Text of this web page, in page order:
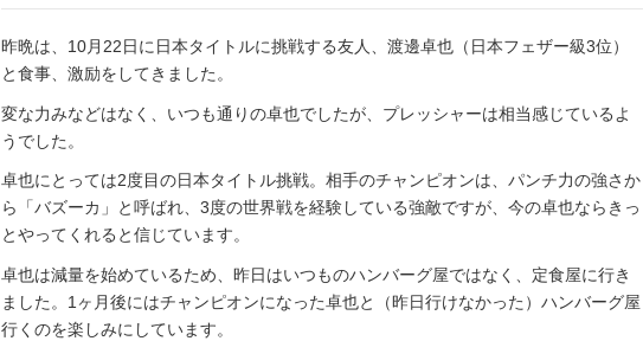
昨晩は、10月22日に日本タイトルに挑戦する友人、渡邊卓也（日本フェザー級3位）
と食事、激励をしてきました。
変な力みなどはなく、いつも通りの卓也でしたが、プレッシャーは相当感じているよ
うでした。
卓也にとっては2度目の日本タイトル挑戦。相手のチャンピオンは、パンチ力の強さか
ら「バズーカ」と呼ばれ、3度の世界戦を経験している強敵ですが、今の卓也ならきっ
とやってくれると信じています。
卓也は減量を始めているため、昨日はいつものハンバーグ屋ではなく、定食屋に行き
ました。1ヶ月後にはチャンピオンになった卓也と（昨日行けなかった）ハンバーグ屋
行くのを楽しみにしています。